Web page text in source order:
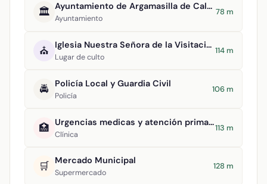
🏛️ Ayuntamiento de Argamasilla de Calatrava
Ayuntamiento
78 m
⛪ Iglesia Nuestra Señora de la Visitación
Lugar de culto
114 m
🚔 Policía Local y Guardia Civil
Policía
106 m
🏥 Urgencias medicas y atención primaria
Clínica
113 m
🛒 Mercado Municipal
Supermercado
128 m